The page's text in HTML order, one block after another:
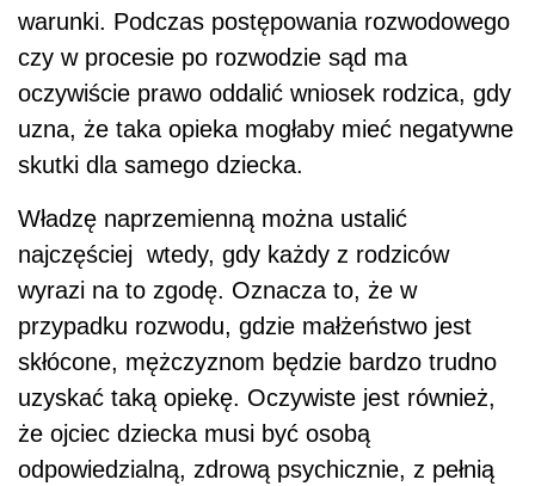
warunki. Podczas postępowania rozwodowego
czy w procesie po rozwodzie sąd ma
oczywiście prawo oddalić wniosek rodzica, gdy
uzna, że taka opieka mogłaby mieć negatywne
skutki dla samego dziecka.
Władzę naprzemienną można ustalić
najczęściej wtedy, gdy każdy z rodziców
wyrazi na to zgodę. Oznacza to, że w
przypadku rozwodu, gdzie małżeństwo jest
skłócone, mężczyznom będzie bardzo trudno
uzyskać taką opiekę. Oczywiste jest również,
że ojciec dziecka musi być osobą
odpowiedzialną, zdrową psychicznie, z pełnią